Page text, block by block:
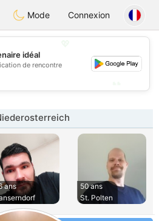
Chat
Mode Connexion
idéal
de rencontre
ans
50 ans
St. Polten